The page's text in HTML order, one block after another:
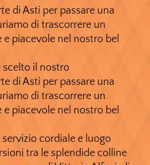
di Asti per passare una
di trascorrere un
piacevole nel nostro bel
scelto il nostro
di Asti per passare una
di trascorrere un
piacevole nel nostro bel
cordiale e luogo
tra le splendide colline